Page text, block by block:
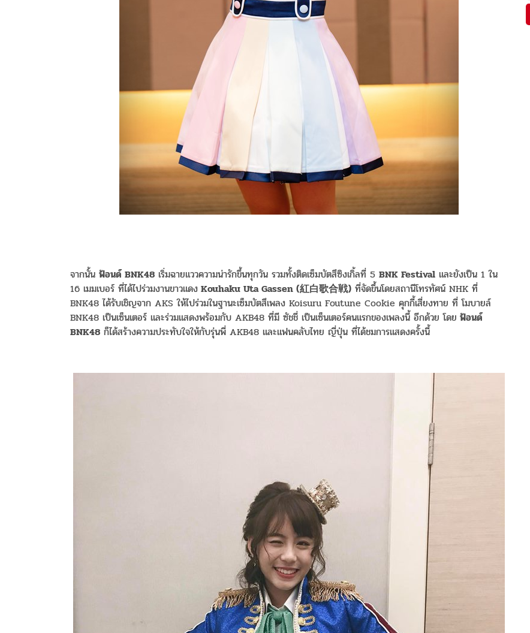
จากนั้น ฟ้อนด์ BNK48 เริ่มฉายแววความน่ารักขึ้นทุกวัน รวมทั้งติดเซ็มบัตสึซิงเกิ้ลที่ 5 BNK Festival และยังเป็น 1 ใน
16 เมมเบอร์ ที่ได้ไปร่วมงานขาวแดง Kouhaku Uta Gassen (紅白歌合戦) ที่จัดขึ้นโดยสถานีโทรทัศน์ NHK ที่
BNK48 ได้รับเชิญจาก AKS ให้ไปร่วมในฐานะเซ็มบัตสึเพลง Koisuru Foutune Cookie คุกกี้เสี่ยงทาย ที่ โมบายล์
BNK48 เป็นเซ็นเตอร์ และร่วมแสดงพร้อมกับ AKB48 ที่มี ซัชชี่ เป็นเซ็นเตอร์คนแรกของเพลงนี้ อีกด้วย โดย ฟ้อนด์
BNK48 ก็ได้สร้างความประทับใจให้กับรุ่นพี่ AKB48 และแฟนคลับไทย ญี่ปุ่น ที่ได้ชมการแสดงครั้งนี้